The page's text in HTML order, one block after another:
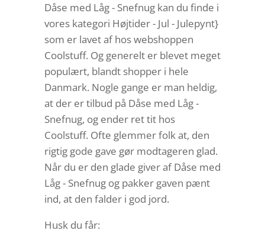
Dåse med Låg - Snefnug kan du finde i
vores kategori Højtider - Jul - Julepynt}
som er lavet af hos webshoppen
Coolstuff. Og generelt er blevet meget
populært, blandt shopper i hele
Danmark. Nogle gange er man heldig,
at der er tilbud på Dåse med Låg -
Snefnug, og ender ret tit hos
Coolstuff. Ofte glemmer folk at, den
rigtig gode gave gør modtageren glad.
Når du er den glade giver af Dåse med
Låg - Snefnug og pakker gaven pænt
ind, at den falder i god jord.
Husk du får: